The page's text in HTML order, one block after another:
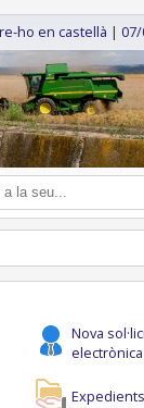
ho en castellà | 07/
Nova
electrònica
Expedients